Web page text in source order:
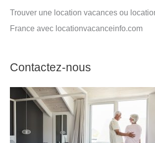
Trouver une location vacances ou
France avec locationvacanceinfo.com
Contactez-nous